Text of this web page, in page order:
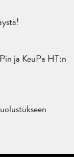
ja KeuPa HT:n